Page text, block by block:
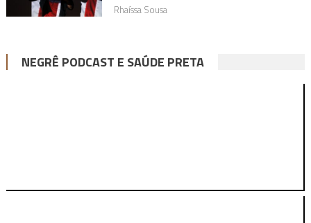
Rhaíssa Sousa
NEGRÊ PODCAST E SAÚDE PRETA